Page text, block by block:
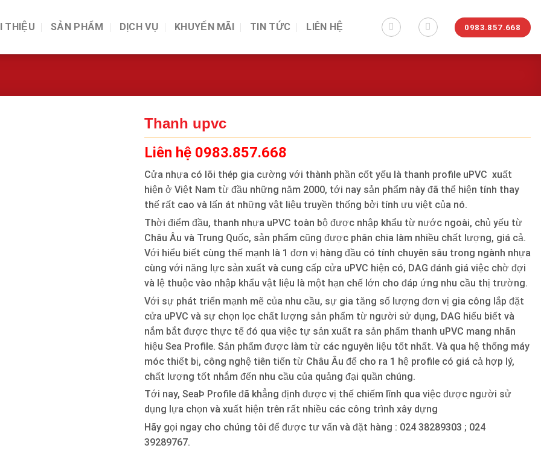
THIỆU SẢN PHẨM DỊCH VỤ KHUYẾN MÃI TIN TỨC LIÊN HỆ 0983.857.668
Thanh upvc
Liên hệ 0983.857.668
Cửa nhựa có lõi thép gia cường với thành phần cốt yếu là thanh profile uPVC xuất
hiện ở Việt Nam từ đầu những năm 2000, tới nay sản phẩm này đã thể hiện tính thay
thế rất cao và lấn át những vật liệu truyền thống bởi tính ưu việt của nó.
Thời điểm đầu, thanh nhựa uPVC toàn bộ được nhập khẩu từ nước ngoài, chủ yếu từ
Châu Âu và Trung Quốc, sản phẩm cũng được phân chia làm nhiều chất lượng, giá cả.
Với hiểu biết cùng thế mạnh là 1 đơn vị hàng đầu có tính chuyên sâu trong ngành nhựa
cùng với năng lực sản xuất và cung cấp cửa uPVC hiện có, DAG đánh giá việc chờ đợi
và lệ thuộc vào nhập khẩu vật liệu là một hạn chế lớn cho đáp ứng nhu cầu thị trường.
Với sự phát triển mạnh mẽ của nhu cầu, sự gia tăng số lượng đơn vị gia công lắp đặt
cửa uPVC và sự chọn lọc chất lượng sản phẩm từ người sử dụng, DAG hiểu biết và
nắm bắt được thực tế đó qua việc tự sản xuất ra sản phẩm thanh uPVC mang nhãn
hiệu Sea Profile. Sản phẩm được làm từ các nguyên liệu tốt nhất. Và qua hệ thống máy
móc thiết bị, công nghệ tiên tiến từ Châu Âu để cho ra 1 hệ profile có giá cả hợp lý,
chất lượng tốt nhắm đến nhu cầu của quảng đại quần chúng.
Tới nay, SeaÞ Profile đã khẳng định được vị thế chiếm lĩnh qua việc được người sử
dụng lựa chọn và xuất hiện trên rất nhiều các công trình xây dựng
Hãy gọi ngay cho chúng tôi để được tư vấn và đặt hàng : 024 38289303 ; 024
39289767.